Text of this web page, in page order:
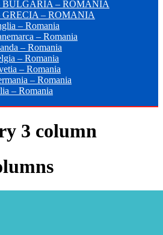
– ROMANIA
– ROMANIA
– Romania
– Romania
– Romania
– Romania
– Romania
– Romania
– Romania
3 column